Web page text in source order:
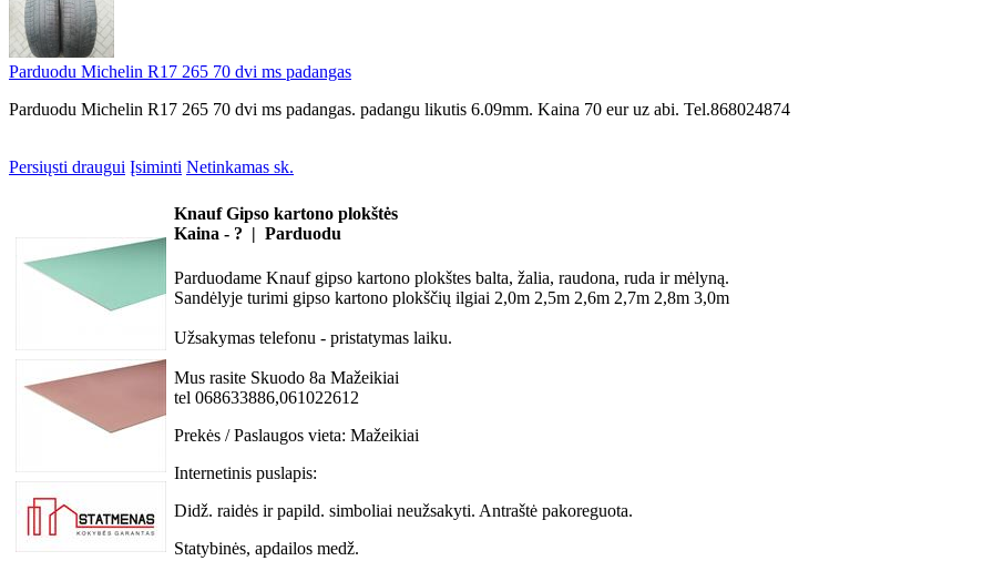
Parduodu Michelin R17 265 70 dvi ms padangas
Parduodu Michelin R17 265 70 dvi ms padangas. padangu likutis 6.09mm. Kaina 70 eur uz abi. Tel.868024874
Persiųsti draugui Įsiminti Netinkamas sk.
Knauf Gipso kartono plokštės
Kaina - ? | Parduodu
Parduodame Knauf gipso kartono plokštes balta, žalia, raudona, ruda ir mėlyną.
Sandėlyje turimi gipso kartono plokščių ilgiai 2,0m 2,5m 2,6m 2,7m 2,8m 3,0m
Užsakymas telefonu - pristatymas laiku.
Mus rasite Skuodo 8a Mažeikiai
tel 068633886,061022612
Prekės / Paslaugos vieta: Mažeikiai
Internetinis puslapis:
Didž. raidės ir papild. simboliai neužsakyti. Antraštė pakoreguota.
Statybinės, apdailos medž.